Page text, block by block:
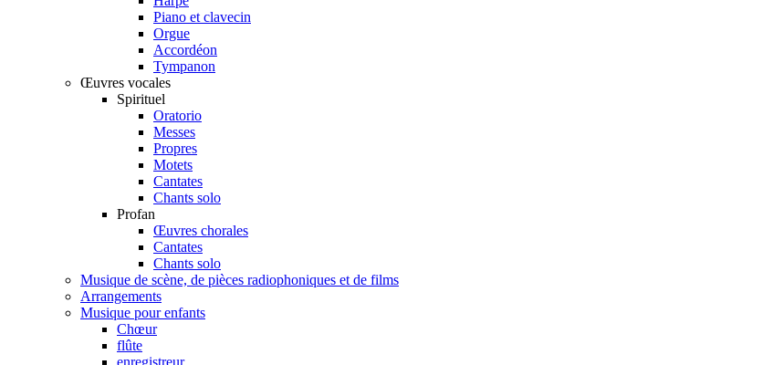
Piano et clavecin
Orgue
Accordéon
Tympanon
Œuvres vocales
Spirituel
Oratorio
Messes
Propres
Motets
Cantates
Chants solo
Profan
Œuvres chorales
Cantates
Chants solo
Musique de scène, de pièces radiophoniques et de films
Arrangements
Musique pour enfants
Chœur
flûte